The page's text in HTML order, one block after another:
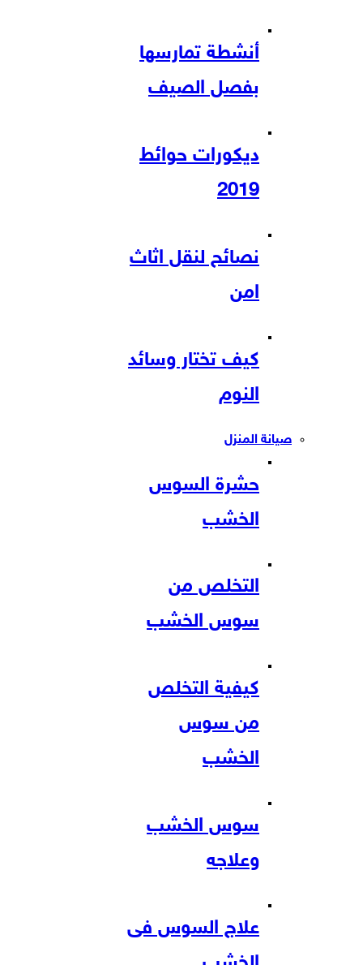
أنشطة تمارسها
بفصل الصيف
ديكورات حوائط
2019
نصائح لنقل اثاث
امن
كيف تختار وسائد
النوم
صيانة المنزل
حشرة السوس
الخشب
التخلص من
سوس الخشب
كيفية التخلص
من سوس
الخشب
سوس الخشب
وعلاجه
علاج السوس فى